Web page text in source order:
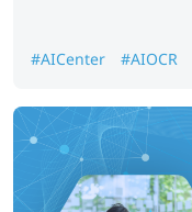
#AICenter #AIOCR